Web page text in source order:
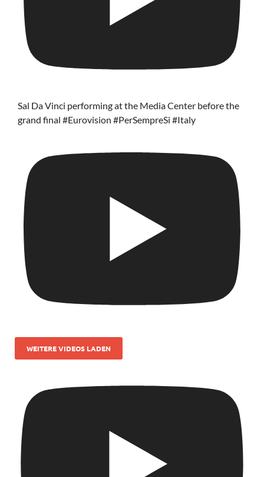
Sal Da Vinci performing at the Media Center before the
grand final #Eurovision #PerSempreSi #Italy
WEITERE VIDEOS LADEN